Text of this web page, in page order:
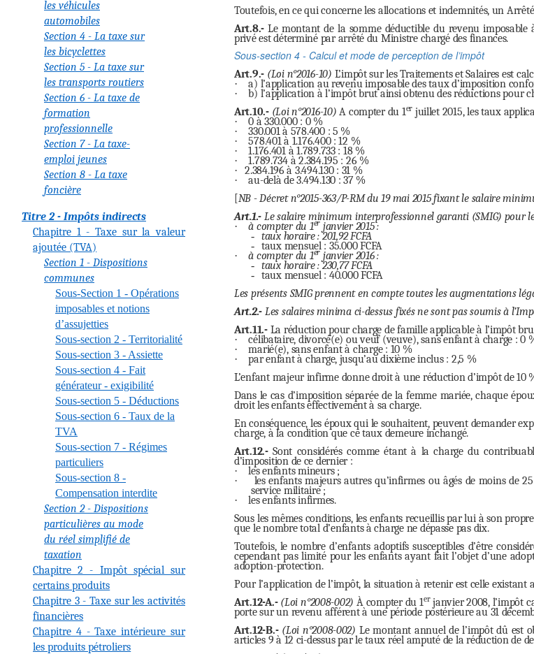
les véhicules
automobiles
Section 4 - La taxe sur
les bicyclettes
Section 5 - La taxe sur
les transports routiers
Section 6 - La taxe de
formation
professionnelle
Section 7 - La taxe-
emploi jeunes
Section 8 - La taxe
foncière
Titre 2 - Impôts indirects
Chapitre 1 - Taxe sur la valeur
ajoutée (TVA)
Section 1 - Dispositions
communes
Sous-Section 1 - Opérations
imposables et notions
d’assujetties
Sous-section 2 - Territorialité
Sous-section 3 - Assiette
Sous-section 4 - Fait
générateur - exigibilité
Sous-section 5 - Déductions
Sous-section 6 - Taux de la
TVA
Sous-section 7 - Régimes
particuliers
Sous-section 8 -
Compensation interdite
Section 2 - Dispositions
particulières au mode
du réel simplifié de
taxation
Chapitre 2 - Impôt spécial sur
certains produits
Chapitre 3 - Taxe sur les activités
financières
Chapitre 4 - Taxe intérieure sur
les produits pétroliers
Toutefois, en ce qui concerne les allocations et indemnités, un
Art.8.- Le montant de la somme déductible du revenu imposable
privé est déterminé par arrêté du Ministre chargé des finances.
Sous-section 4 - Calcul et mode de perception de l’impôt
Art.9.- (Loi n°2016-10) L’impôt sur les Traitements et Salaires est
· a) l’application au revenu imposable des taux d’imposition
·
b) l’application à l’impôt brut ainsi obtenu des réductions pour
Art.10.- (Loi n°2016-10)A compter du 1er juillet 2015, les taux
· 0 à 330.000 : 0 %
· 330.001 à 578.400 : 5 %
· 578.401 à 1.176.400 : 12 %
· 1.176.401 à 1.789.733 : 18 %
· 1.789.734 à 2.384.195 : 26 %
· 2.384.196 à 3.494.130 : 31 %
·
au-delà de 3.494.130 : 37 %
[NB - Décret n°2015-363/P-RM du 19 mai 2015 fixant le salaire
Art.1.- Le salaire minimum interprofessionnel garanti (SMIG) pour
· à compter du 1er janvier 2015 :
- taux horaire : 201,92 FCFA
- taux mensuel : 35.000 FCFA
· à compter du 1er janvier 2016 :
- taux horaire : 230,77 FCFA
-
taux mensuel : 40.000 FCFA
Les présents SMIG prennent en compte toutes les augmentations
Art.2.- Les salaires minima ci-dessus fixés ne sont pas soumis à
Art.11.-La réduction pour charge de famille applicable à l’impôt
· célibataire, divorcé(e) ou veuf (veuve), sans enfant à charge : 0
· marié(e), sans enfant à charge : 10 %
·
par enfant à charge, jusqu’au dixième inclus : 2,5 %
L’enfant majeur infirme donne droit à une réduction d’impôt de 10
Dans le cas d’imposition séparée de la femme mariée, chaque
droit les enfants effectivement à sa charge.
En conséquence, les époux qui le souhaitent, peuvent demander
charge, à la condition que ce taux demeure inchangé.
Art.12.-Sont considérés comme étant à la charge du
d’imposition de ce dernier :
· les enfants mineurs ;
· les enfants majeurs autres qu’infirmes ou âgés de moins de
service militaire ;
·
les enfants infirmes.
Sous les mêmes conditions, les enfants recueillis par lui à son
que le nombre total d’enfants à charge ne dépasse pas dix.
Toutefois, le nombre d’enfants adoptifs susceptibles d’être
cependant pas limité pour les enfants ayant fait l’objet d’une
adoption-protection.
Pour l’application de l’impôt, la situation à retenir est celle existant
Art.12-A.- (Loi n°2008-002) À compter du 1erjanvier 2008, l’impôt
porte sur un revenu afférent à une période postérieure au 31
Art.12-B.- (Loi n°2008-002) Le montant annuel de l’impôt dû est
articles 9 à 12 ci-dessus par le taux réel amputé de la réduction de